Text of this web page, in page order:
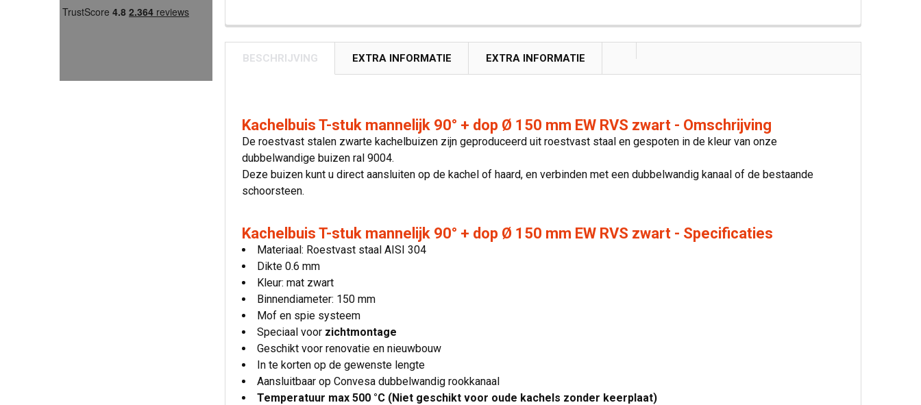
BESCHRIJVING EXTRA INFORMATIE EXTRA INFORMATIE
Kachelbuis T-stuk mannelijk 90° + dop Ø 150 mm EW RVS zwart - Omschrijving
De roestvast stalen zwarte kachelbuizen zijn geproduceerd uit roestvast staal en gespoten in de kleur van onze
dubbelwandige buizen ral 9004.
Deze buizen kunt u direct aansluiten op de kachel of haard, en verbinden met een dubbelwandig kanaal of de bestaande
schoorsteen.
Kachelbuis T-stuk mannelijk 90° + dop Ø 150 mm EW RVS zwart - Specificaties
Materiaal: Roestvast staal AISI 304
Dikte 0.6 mm
Kleur: mat zwart
Binnendiameter: 150 mm
Mof en spie systeem
Speciaal voor zichtmontage
Geschikt voor renovatie en nieuwbouw
In te korten op de gewenste lengte
Aansluitbaar op Convesa dubbelwandig rookkanaal
Temperatuur max 500 °C (Niet geschikt voor oude kachels zonder keerplaat)